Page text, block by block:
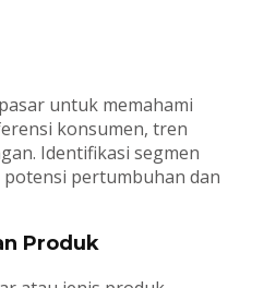
untuk memahami
konsumen, tren
Identifikasi segmen
pertumbuhan dan
Produk